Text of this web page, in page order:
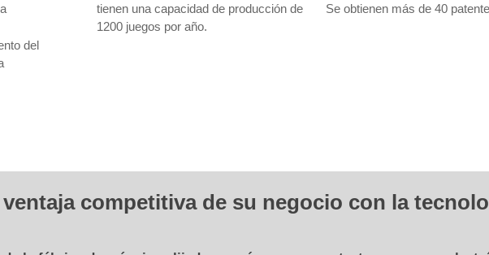
del
tienen una capacidad de producción de
1200 juegos por año.
Se obtienen más de 40
ventaja competitiva de su negocio con la